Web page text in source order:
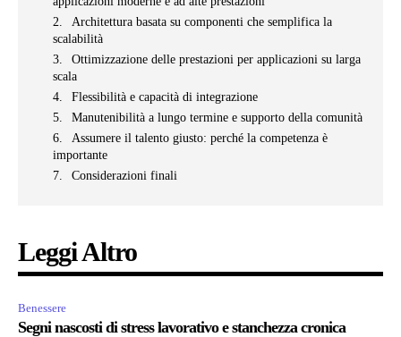
Architettura basata su componenti che semplifica la
scalabilità
Ottimizzazione delle prestazioni per applicazioni su larga
scala
Flessibilità e capacità di integrazione
Manutenibilità a lungo termine e supporto della comunità
Assumere il talento giusto: perché la competenza è
importante
Considerazioni finali
Leggi Altro
Benessere
Segni nascosti di stress lavorativo e stanchezza cronica